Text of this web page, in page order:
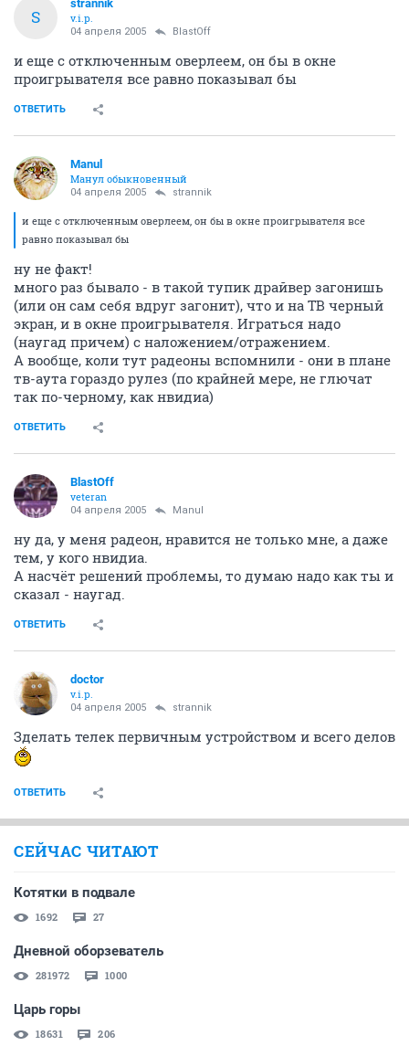
S
strannik
v.i.p.
04 апреля 2005 BlastOff
и еще с отключенным оверлеем, он бы в окне
проигрывателя все равно показывал бы
ОТВЕТИТЬ
Manul
Манул обыкновенный
04 апреля 2005 strannik
и еще с отключенным оверлеем, он бы в окне проигрывателя все
равно показывал бы
ну не факт!
много раз бывало - в такой тупик драйвер загонишь
(или он сам себя вдруг загонит), что и на ТВ черный
экран, и в окне проигрывателя. Играться надо
(наугад причем) с наложением/отражением.
А вообще, коли тут радеоны вспомнили - они в плане
тв-аута гораздо рулез (по крайней мере, не глючат
так по-черному, как нвидиа)
ОТВЕТИТЬ
BlastOff
veteran
04 апреля 2005 Manul
ну да, у меня радеон, нравится не только мне, а даже
тем, у кого нвидиа.
А насчёт решений проблемы, то думаю надо как ты и
сказал - наугад.
ОТВЕТИТЬ
doctor
v.i.p.
04 апреля 2005 strannik
Зделать телек первичным устройством и всего делов
ОТВЕТИТЬ
СЕЙЧАС ЧИТАЮТ
Котятки в подвале
1692 27
Дневной оборзеватель
281972 1000
Царь горы
18631 206